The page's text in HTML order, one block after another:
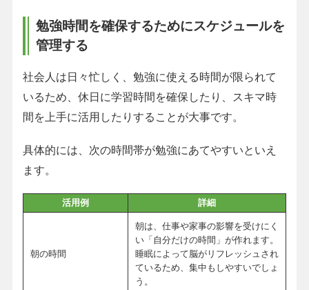
勉強時間を確保するためにスケジュールを
管理する
社会人は日々忙しく、勉強に使える時間が限られて
いるため、休日に学習時間を確保したり、スキマ時
間を上手に活用したりすることが大事です。
具体的には、次の時間帯が勉強にあてやすいといえ
ます。
活用例 詳細
朝の時間
朝は、仕事や家事の影響を受けにく
い「自分だけの時間」が作れます。
睡眠によって脳がリフレッシュされ
ているため、集中もしやすいでしょ
う。